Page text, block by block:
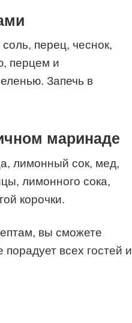
перец, чеснок,
перцем и
Запечь в
маринаде
лимонный сок, мед,
лимонного сока,
корочки.
вы сможете
всех гостей и